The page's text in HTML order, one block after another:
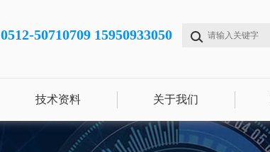
0512-50710709 15950933050
技术资料 关于我们